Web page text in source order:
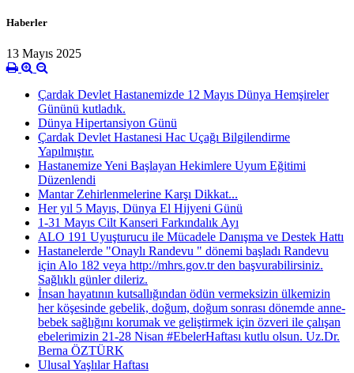
Haberler
13 Mayıs 2025
Çardak Devlet Hastanemizde 12 Mayıs Dünya Hemşireler
Gününü kutladık.
Dünya Hipertansiyon Günü
Çardak Devlet Hastanesi Hac Uçağı Bilgilendirme
Yapılmıştır.
Hastanemize Yeni Başlayan Hekimlere Uyum Eğitimi
Düzenlendi
Mantar Zehirlenmelerine Karşı Dikkat...
Her yıl 5 Mayıs, Dünya El Hijyeni Günü
1-31 Mayıs Cilt Kanseri Farkındalık Ayı
ALO 191 Uyuşturucu ile Mücadele Danışma ve Destek Hattı
Hastanelerde "Onaylı Randevu " dönemi başladı Randevu
için Alo 182 veya http://mhrs.gov.tr den başvurabilirsiniz.
Sağlıklı günler dileriz.
İnsan hayatının kutsallığından ödün vermeksizin ülkemizin
her köşesinde gebelik, doğum, doğum sonrası dönemde anne-
bebek sağlığını korumak ve geliştirmek için özveri ile çalışan
ebelerimizin 21-28 Nisan #EbelerHaftası kutlu olsun. Uz.Dr.
Berna ÖZTÜRK
Ulusal Yaşlılar Haftası